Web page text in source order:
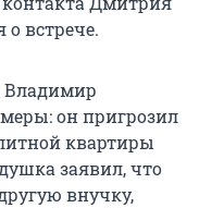
встрече.
Владимир
он пригрозил
квартиры
заявил, что
внучку,